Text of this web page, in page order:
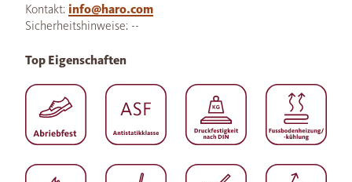
Kontakt: info@haro.com
Sicherheitshinweise: --
Top Eigenschaften